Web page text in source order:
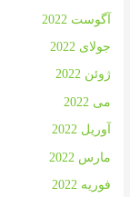
آگوست 2022
جولای 2022
ژوئن 2022
می 2022
آوریل 2022
مارس 2022
فوریه 2022